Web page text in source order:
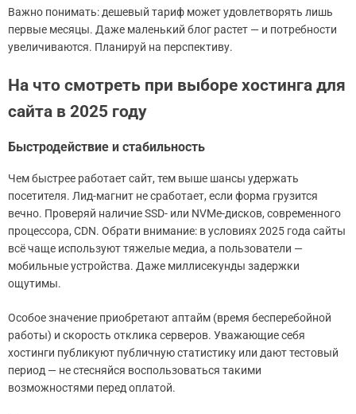
Важно понимать: дешевый тариф может удовлетворять лишь
первые месяцы. Даже маленький блог растет — и потребности
увеличиваются. Планируй на перспективу.
На что смотреть при выборе хостинга для
сайта в 2025 году
Быстродействие и стабильность
Чем быстрее работает сайт, тем выше шансы удержать
посетителя. Лид-магнит не сработает, если форма грузится
вечно. Проверяй наличие SSD- или NVMe-дисков, современного
процессора, CDN. Обрати внимание: в условиях 2025 года сайты
всё чаще используют тяжелые медиа, а пользователи —
мобильные устройства. Даже миллисекунды задержки
ощутимы.
Особое значение приобретают аптайм (время бесперебойной
работы) и скорость отклика серверов. Уважающие себя
хостинги публикуют публичную статистику или дают тестовый
период — не стесняйся воспользоваться такими
возможностями перед оплатой.